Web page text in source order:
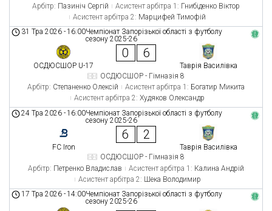
Арбітр: Пазиніч Сергій Асистент арбітра 1: Гнибіденко Віктор
Асистент арбітра 2: Марцифей Тимофій
Чемпіонат Запорізької області з футболу
сезону 2025-26
31 Тра 2026 -16:00
ОСДЮСШОР U-17
0 6
Таврія Василівка
ОСДЮСШОР - Гімназія 8
Арбітр: Степаненко Олексій Асистент арбітра 1: Богатир Микита
Асистент арбітра 2: Худяков Олександр
Чемпіонат Запорізької області з футболу
сезону 2025-26
24 Тра 2026 -16:00
FC Iron
6 2
Таврія Василівка
ОСДЮСШОР - Гімназія 8
Арбітр: Петренко Владислав Асистент арбітра 1: Калина Андрій
Асистент арбітра 2: Шека Володимир
Чемпіонат Запорізької області з футболу
сезону 2025-26
17 Тра 2026 -14:00